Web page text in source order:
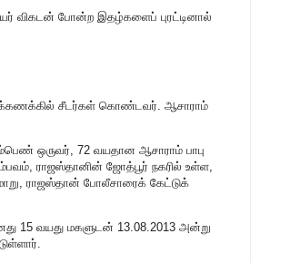
விகடன் போன்ற இதழ்களைப் புரட்டினால்
சீடர்கள் கொண்டவர். ஆசாராம்
ஒருவர், 72 வயதான ஆசாராம் பாபு
ராஜஸ்தானின் ஜோத்பூர் நகரில் உள்ள,
ராஜஸ்தான் போலீசாரைக் கேட்டுக்
15 வயது மகளுடன் 13.08.2013 அன்று